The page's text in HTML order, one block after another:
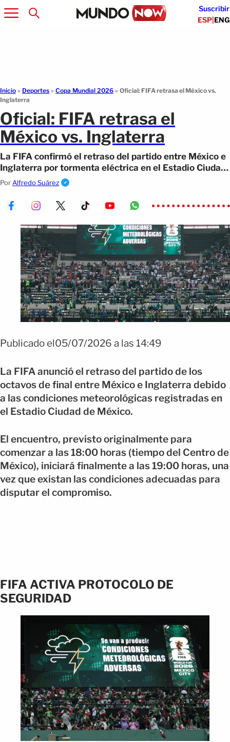
Suscribir
ESP|ENG
Inicio » Deportes » Copa Mundial 2026 » Oficial: FIFA retrasa el México vs.
Inglaterra
Oficial: FIFA retrasa el
México vs. Inglaterra
La FIFA confirmó el retraso del partido entre México e
Inglaterra por tormenta eléctrica en el Estadio Ciudad
de México.
Por Alfredo Suárez
donde se ve un anuncio de condiciones meteorológicas adversas este
domingo, antes de un partido de los octavos de final del Mundial de la
del partido México-Inglaterra. EFE/ José Méndez
Publicado el05/07/2026 a las 14:49
La FIFA anunció el retraso del partido de los
octavos de final entre México e Inglaterra debido
a las condiciones meteorológicas registradas en
el Estadio Ciudad de México.
El encuentro, previsto originalmente para
comenzar a las 18:00 horas (tiempo del Centro de
México), iniciará finalmente a las 19:00 horas, una
vez que existan las condiciones adecuadas para
disputar el compromiso.
FIFA ACTIVA PROTOCOLO DE
SEGURIDAD